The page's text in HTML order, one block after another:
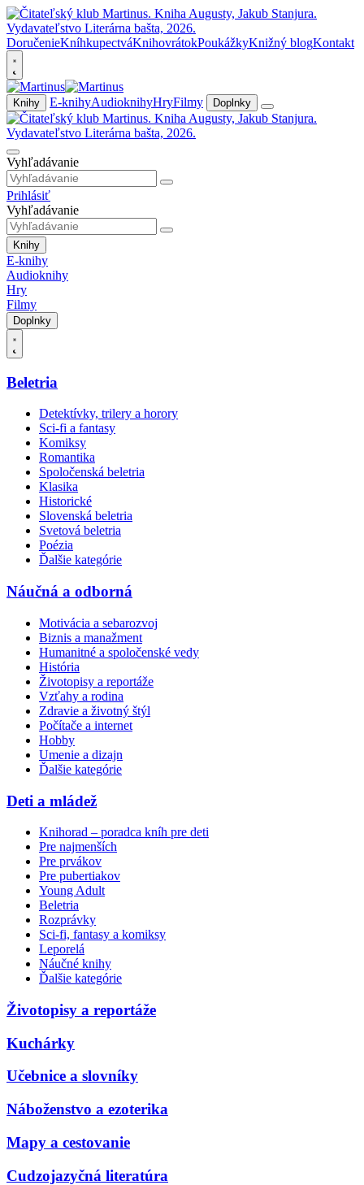
DoručenieKníhkupectváKnihovrátokPoukážkyKnižný blogKontakt
Knihy E-knihyAudioknihyHryFilmy Doplnky
Vyhľadávanie
Prihlásiť
Vyhľadávanie
Knihy
E-knihy
Audioknihy
Hry
Filmy
Doplnky
Beletria
Detektívky, trilery a horory
Sci-fi a fantasy
Komiksy
Romantika
Spoločenská beletria
Klasika
Historické
Slovenská beletria
Svetová beletria
Poézia
Ďalšie kategórie
Náučná a odborná
Motivácia a sebarozvoj
Biznis a manažment
Humanitné a spoločenské vedy
História
Životopisy a reportáže
Vzťahy a rodina
Zdravie a životný štýl
Počítače a internet
Hobby
Umenie a dizajn
Ďalšie kategórie
Deti a mládež
Knihorad – poradca kníh pre deti
Pre najmenších
Pre prvákov
Pre pubertiakov
Young Adult
Beletria
Rozprávky
Sci-fi, fantasy a komiksy
Leporelá
Náučné knihy
Ďalšie kategórie
Životopisy a reportáže
Kuchárky
Učebnice a slovníky
Náboženstvo a ezoterika
Mapy a cestovanie
Cudzojazyčná literatúra